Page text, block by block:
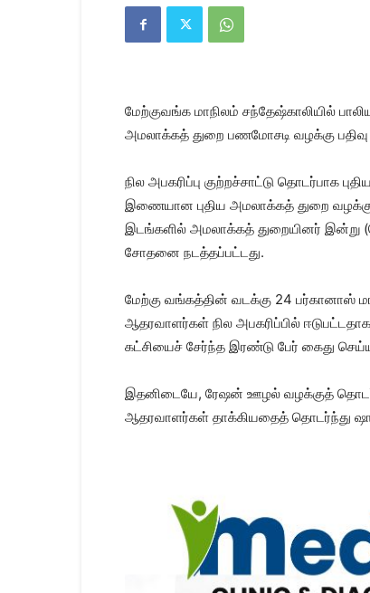
|
Kanyakumari
மேற்குவங்க மாநிலம் சந்தேஷ்காலியில்
அமலாக்கத் துறை பணமோசடி வழக்கு
நில அபகரிப்பு குற்றச்சாட்டு தொடர்பாக
இணையான புதிய அமலாக்கத் துறை
இடங்களில் அமலாக்கத் துறையினர் இன்று
சோதனை நடத்தப்பட்டது.
மேற்கு வங்கத்தின் வடக்கு 24 பர்கானாஸ்
ஆதரவாளர்கள் நில அபகரிப்பில்
கட்சியைச் சேர்ந்த இரண்டு பேர் கைது
இதனிடையே, ரேஷன் ஊழல் வழக்குத்
ஆதரவாளர்கள் தாக்கியதைத் தொடர்ந்து